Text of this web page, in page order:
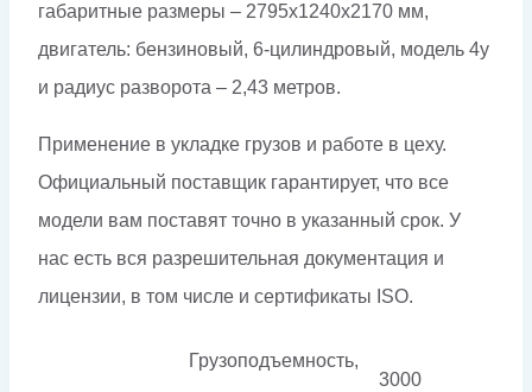
габаритные размеры – 2795х1240х2170 мм,
двигатель: бензиновый, 6-цилиндровый, модель 4y
и радиус разворота – 2,43 метров.
Применение в укладке грузов и работе в цеху.
Официальный поставщик гарантирует, что все
модели вам поставят точно в указанный срок. У
нас есть вся разрешительная документация и
лицензии, в том числе и сертификаты ISO.
Грузоподъемность,
3000